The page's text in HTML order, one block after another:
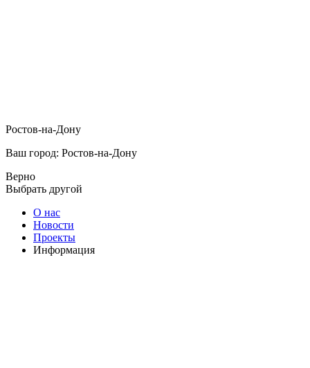
Ростов-на-Дону
Ваш город: Ростов-на-Дону
Верно
Выбрать другой
О нас
Новости
Проекты
Информация